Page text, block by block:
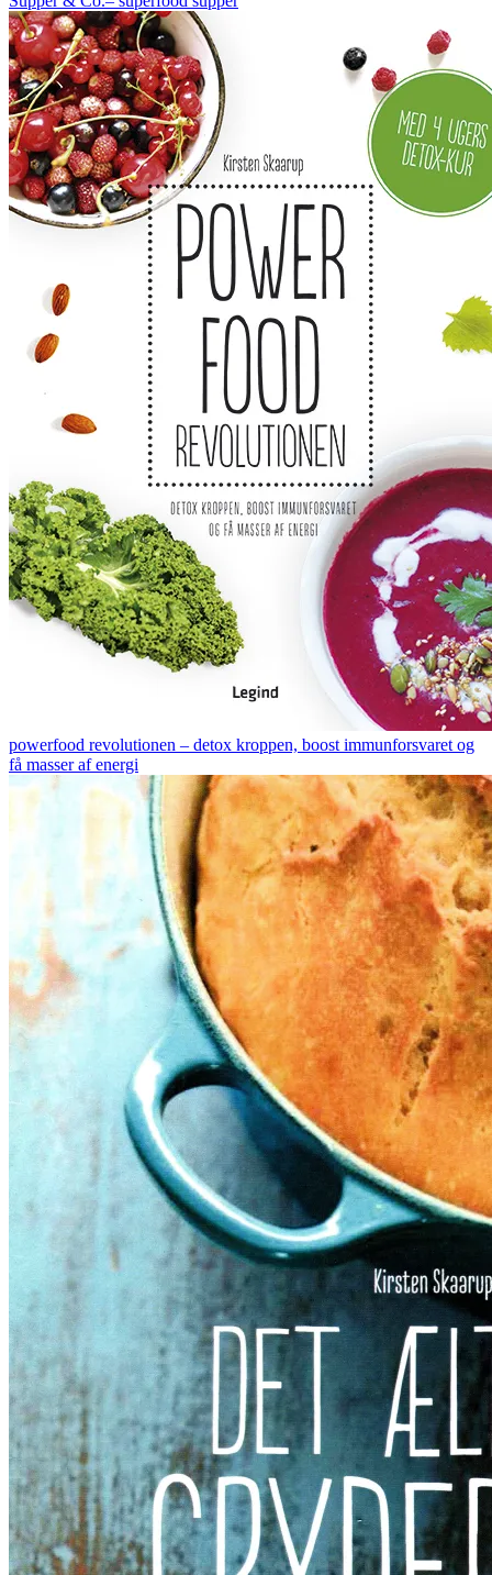
powerfood revolutionen – detox kroppen, boost immunforsvaret og
få masser af energi